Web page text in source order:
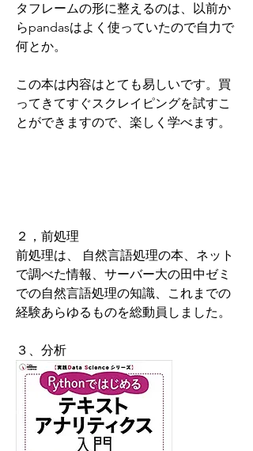
タフレームの形に整えるのは、以前か
らpandasはよく使っていたので自力で
何とか。
この本は内容はとても易しいです。買
ってきてすぐスクレイピングを試すこ
とができますので、楽しく学べます。
２，前処理
前処理は、 自然言語処理の本、ネット
で調べた情報、サーバー大の田中ゼミ
での自然言語処理の知識、これまでの
経験あらゆるものを総動員しました。
３、分析